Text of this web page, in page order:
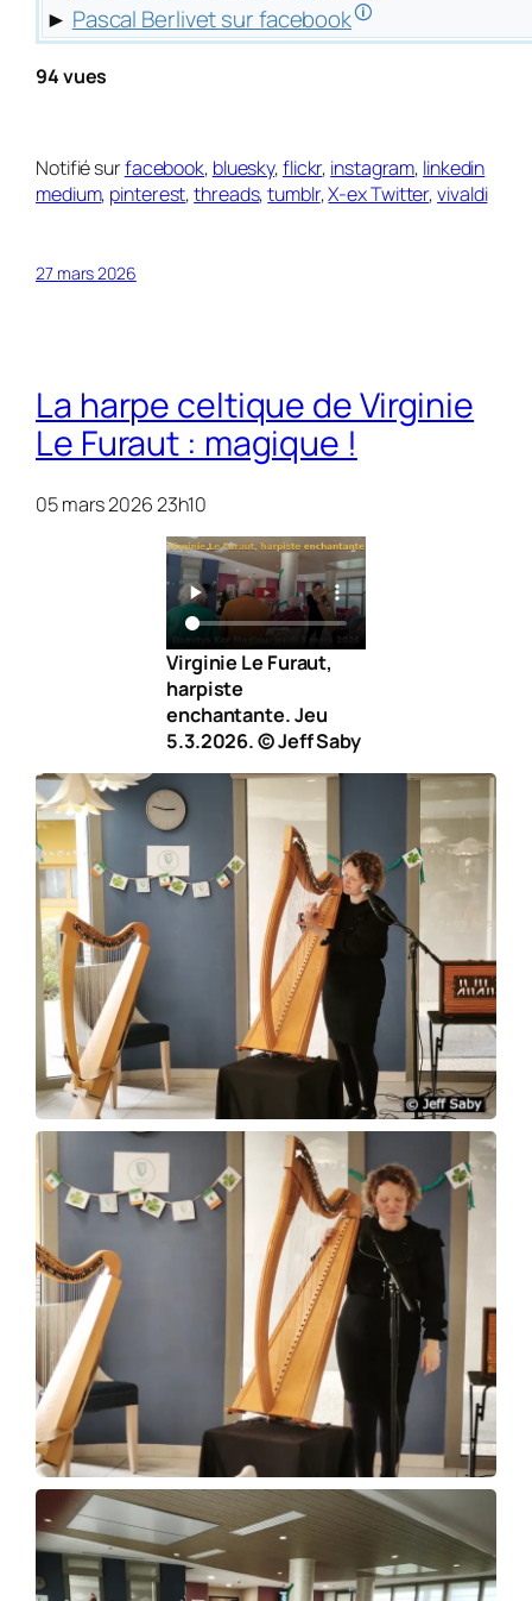
► Pascal Berlivet sur facebook🛈
94 vues
Notifié surfacebook, bluesky,flickr, instagram, linkedin
medium, pinterest,threads,tumblr,X-ex Twitter,vivaldi
27 mars 2026
La harpe celtique de Virginie
Le Furaut : magique !
05 mars 2026 23h10
Virginie Le Furaut,
harpiste
enchantante. Jeu
5.3.2026. © Jeff Saby